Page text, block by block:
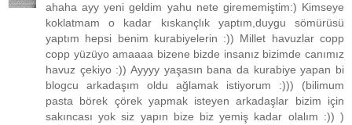
ahaha ayy yeni geldim yahu nete girememiştim:) Kimseye
koklatmam o kadar kıskançlık yaptım,duygu sömürüsü
yaptım hepsi benim kurabiyelerin :)) Millet havuzlar copp
copp yüzüyo amaaaa bizene bizde insanız bizimde canımız
havuz çekiyo :)) Ayyyy yaşasın bana da kurabiye yapan bi
blogcu arkadaşım oldu ağlamak istiyorum :))) (bilimum
pasta börek çörek yapmak isteyen arkadaşlar bizim için
sakıncası yok siz yapın bize biz yemiş kadar olalım :)) )